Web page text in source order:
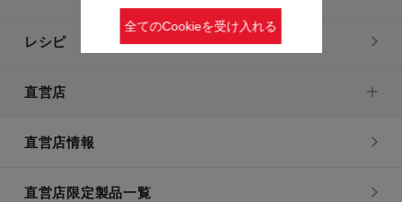
レシピ
直営店
直営店情報
直営店限定製品一覧
全てのCookieを受け入れる